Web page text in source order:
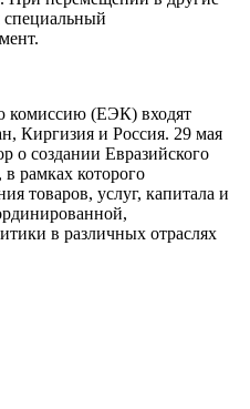
специальный
комиссию (ЕЭК) входят
Киргизия и Россия. 29 мая
о создании Евразийского
рамках которого
товаров, услуг, капитала и
в различных отраслях